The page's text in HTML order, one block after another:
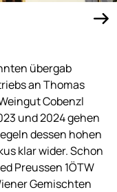
übergab
an Thomas
Cobenzl
und 2024 gehen
dessen hohen
klar wider. Schon
Preussen 1ÖTW
Gemischten